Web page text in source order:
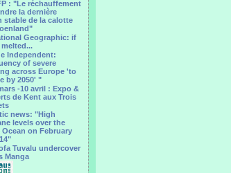
: "Le réchauffement
la dernière
stable de la calotte
Geographic: if
Independent:
of severe
across Europe 'to
by 2050' "
-10 avril : Expo &
de Kent aux Trois
news: "High
levels over the
on February
Tuvalu undercover
Manga